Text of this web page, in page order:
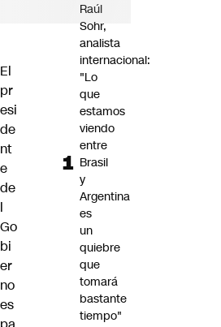
El
pr
esi
de
nt
e
de
l
Go
bi
er
no
es
Raúl
Sohr,
analista
internacional:
"Lo
que
estamos
viendo
entre
Brasil
y
Argentina
es
un
quiebre
que
tomará
bastante
tiempo"